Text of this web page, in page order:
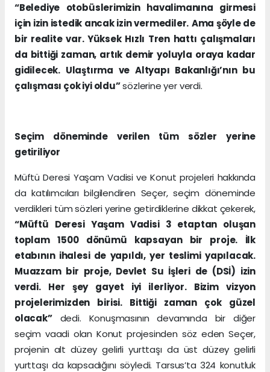
“Belediye otobüslerimizin havalimanına girmesi
için izin istedik ancak izin vermediler. Ama şöyle de
bir realite var. Yüksek Hızlı Tren hattı çalışmaları
da bittiği zaman, artık demir yoluyla oraya kadar
gidilecek. Ulaştırma ve Altyapı Bakanlığı’nın bu
çalışması çok iyi oldu”sözlerine yer verdi.
Seçim döneminde verilen tüm sözler yerine
getiriliyor
Müftü Deresi Yaşam Vadisi ve Konut projeleri hakkında
da katılımcıları bilgilendiren Seçer, seçim döneminde
verdikleri tüm sözleri yerine getirdiklerine dikkat çekerek,
“Müftü Deresi Yaşam Vadisi 3 etaptan oluşan
toplam 1500 dönümü kapsayan bir proje. İlk
etabının ihalesi de yapıldı, yer teslimi yapılacak.
Muazzam bir proje, Devlet Su İşleri de (DSİ) izin
verdi. Her şey gayet iyi ilerliyor. Bizim vizyon
projelerimizden birisi. Bittiği zaman çok güzel
olacak”dedi. Konuşmasının devamında bir diğer
seçim vaadi olan Konut projesinden söz eden Seçer,
projenin alt düzey gelirli yurttaşı da üst düzey gelirli
yurttaşı da kapsadığını söyledi. Tarsus’ta 324 konutluk